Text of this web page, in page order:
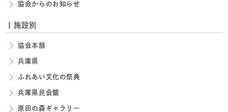
協会からのお知らせ
施設別
協会本部
兵庫県
ふれあい文化の祭典
兵庫県民会館
原田の森ギャラリー